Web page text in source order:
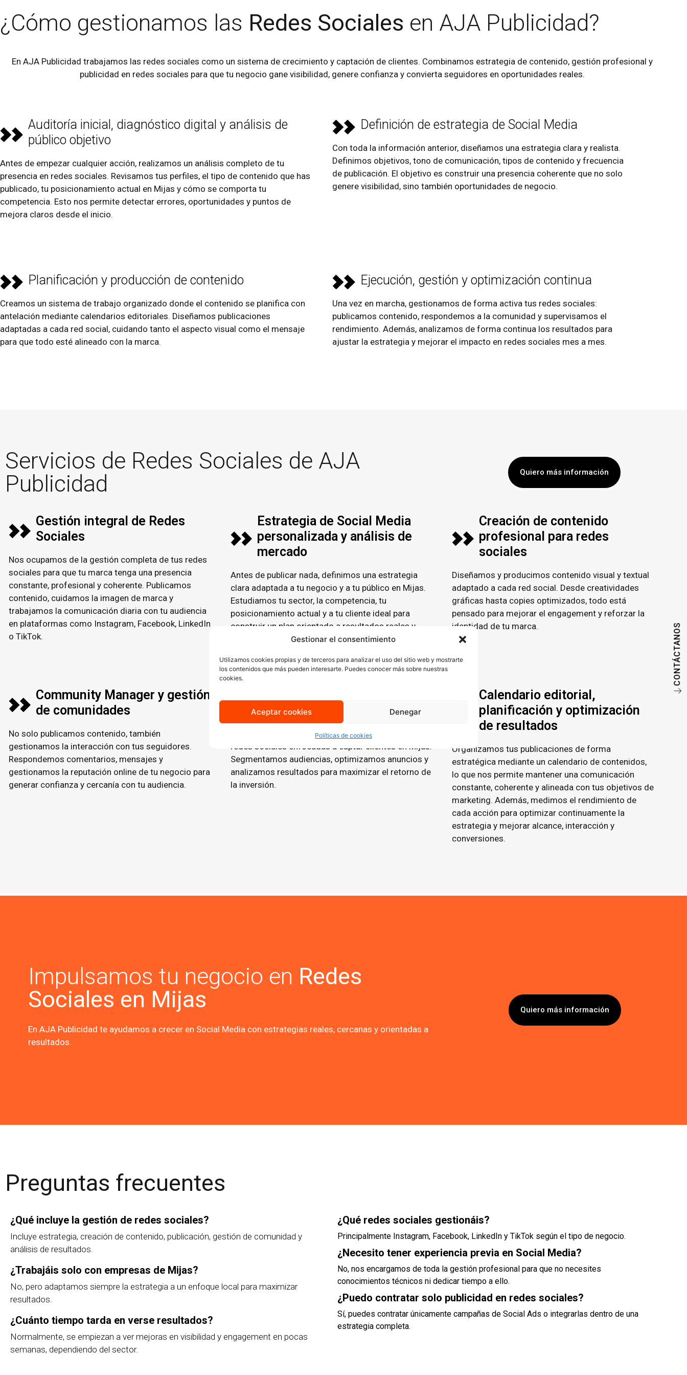
Gestionar el consentimiento
Utilizamos cookies propias y de terceros para analizar el uso del sitio web y mostrarte
los contenidos que más pueden interesarte. Puedes conocer más sobre nuestras
cookies.
Aceptar cookies Denegar
Políticas de cookies
CONTÁCTANOS
¿Cómo gestionamos las Redes Sociales en AJA Publicidad?
En AJA Publicidad trabajamos las redes sociales como un sistema de crecimiento y captación de clientes. Combinamos estrategia de contenido, gestión profesional y
publicidad en redes sociales para que tu negocio gane visibilidad, genere confianza y convierta seguidores en oportunidades reales.
Auditoría inicial, diagnóstico digital y análisis de
público objetivo
Antes de empezar cualquier acción, realizamos un análisis completo de tu
presencia en redes sociales. Revisamos tus perfiles, el tipo de contenido que has
publicado, tu posicionamiento actual en Mijas y cómo se comporta tu
competencia. Esto nos permite detectar errores, oportunidades y puntos de
mejora claros desde el inicio.
Definición de estrategia de Social Media
Con toda la información anterior, diseñamos una estrategia clara y realista.
Definimos objetivos, tono de comunicación, tipos de contenido y frecuencia
de publicación. El objetivo es construir una presencia coherente que no solo
genere visibilidad, sino también oportunidades de negocio.
Planificación y producción de contenido
Creamos un sistema de trabajo organizado donde el contenido se planifica con
antelación mediante calendarios editoriales. Diseñamos publicaciones
adaptadas a cada red social, cuidando tanto el aspecto visual como el mensaje
para que todo esté alineado con la marca.
Ejecución, gestión y optimización continua
Una vez en marcha, gestionamos de forma activa tus redes sociales:
publicamos contenido, respondemos a la comunidad y supervisamos el
rendimiento. Además, analizamos de forma continua los resultados para
ajustar la estrategia y mejorar el impacto en redes sociales mes a mes.
Servicios de Redes Sociales de AJA
Publicidad
Quiero más información
Gestión integral de Redes
Sociales
Nos ocupamos de la gestión completa de tus redes
sociales para que tu marca tenga una presencia
constante, profesional y coherente. Publicamos
contenido, cuidamos la imagen de marca y
trabajamos la comunicación diaria con tu audiencia
en plataformas como Instagram, Facebook, LinkedIn
o TikTok.
Estrategia de Social Media
personalizada y análisis de
mercado
Antes de publicar nada, definimos una estrategia
clara adaptada a tu negocio y a tu público en Mijas.
Estudiamos tu sector, la competencia, tu
posicionamiento actual y a tu cliente ideal para
construir un plan orientado a resultados reales y
adaptado a lo que realmente funciona en tu
Creación de contenido
profesional para redes
sociales
Diseñamos y producimos contenido visual y textual
adaptado a cada red social. Desde creatividades
gráficas hasta copies optimizados, todo está
pensado para mejorar el engagement y reforzar la
identidad de tu marca.
Community Manager y gestión
de comunidades
No solo publicamos contenido, también
gestionamos la interacción con tus seguidores.
Respondemos comentarios, mensajes y
gestionamos la reputación online de tu negocio para
generar confianza y cercanía con tu audiencia.
(Social Ads)
Creamos y gestionamos campañas de publicidad en
redes sociales enfocadas a captar clientes en Mijas.
Segmentamos audiencias, optimizamos anuncios y
analizamos resultados para maximizar el retorno de
la inversión.
Calendario editorial,
planificación y optimización
de resultados
Organizamos tus publicaciones de forma
estratégica mediante un calendario de contenidos,
lo que nos permite mantener una comunicación
constante, coherente y alineada con tus objetivos de
marketing. Además, medimos el rendimiento de
cada acción para optimizar continuamente la
estrategia y mejorar alcance, interacción y
conversiones.
Impulsamos tu negocio en Redes
Sociales en Mijas
En AJA Publicidad te ayudamos a crecer en Social Media con estrategias reales, cercanas y orientadas a
resultados.
Quiero más información
Preguntas frecuentes
¿Qué incluye la gestión de redes sociales?
Incluye estrategia, creación de contenido, publicación, gestión de comunidad y
análisis de resultados.
¿Trabajáis solo con empresas de Mijas?
No, pero adaptamos siempre la estrategia a un enfoque local para maximizar
resultados.
¿Cuánto tiempo tarda en verse resultados?
Normalmente, se empiezan a ver mejoras en visibilidad y engagement en pocas
semanas, dependiendo del sector.
¿Qué redes sociales gestionáis?
Principalmente Instagram, Facebook, LinkedIn y TikTok según el tipo de negocio.
¿Necesito tener experiencia previa en Social Media?
No, nos encargamos de toda la gestión profesional para que no necesites
conocimientos técnicos ni dedicar tiempo a ello.
¿Puedo contratar solo publicidad en redes sociales?
Sí, puedes contratar únicamente campañas de Social Ads o integrarlas dentro de una
estrategia completa.